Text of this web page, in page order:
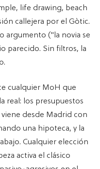
life drawing, beach
callejera por el Gòtic.
argumento ("la novia se
parecido. Sin filtros, la
cualquier MoH que
real: los presupuestos
desde Madrid con
una hipoteca, y la
Cualquier elección
activa el clásico